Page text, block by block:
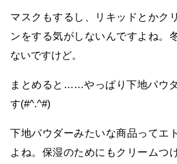
マスクもするし、リキッドとかク
ンをする気がしないんですよね。
ないですけど。
まとめると……やっぱり下地パウ
す(#^.^#)
下地パウダーみたいな商品ってエ
よね。保湿のためにもクリームつ